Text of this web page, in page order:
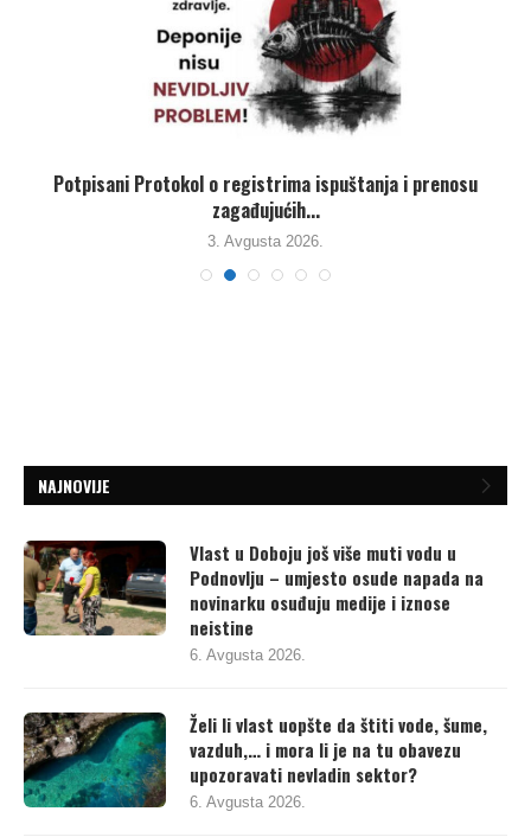
Potpisani Protokol o registrima ispuštanja i prenosu
zagađujućih...
3. Avgusta 2026.
NAJNOVIJE
Vlast u Doboju još više muti vodu u
Podnovlju – umjesto osude napada na
novinarku osuđuju medije i iznose
neistine
6. Avgusta 2026.
Želi li vlast uopšte da štiti vode, šume,
vazduh,… i mora li je na tu obavezu
upozoravati nevladin sektor?
6. Avgusta 2026.